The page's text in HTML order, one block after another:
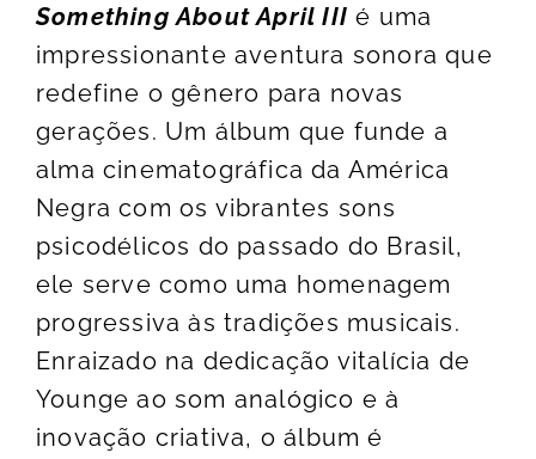
Something About April III é uma
impressionante aventura sonora que
redefine o gênero para novas
gerações. Um álbum que funde a
alma cinematográfica da América
Negra com os vibrantes sons
psicodélicos do passado do Brasil,
ele serve como uma homenagem
progressiva às tradições musicais.
Enraizado na dedicação vitalícia de
Younge ao som analógico e à
inovação criativa, o álbum é